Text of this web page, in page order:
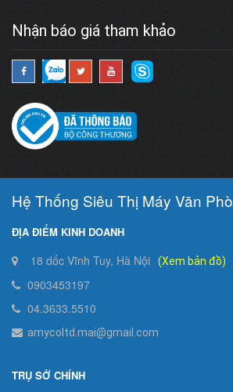
Nhận báo giá tham khảo
Hệ Thống Siêu Thị Máy Văn
ĐỊA ĐIỂM KINH DOANH
18 dốc Vĩnh Tuy, Hà Nội (Xem bản đồ)
0903453197
04.3633.5510
amycoltd.mai@gmail.com
TRỤ SỞ CHÍNH